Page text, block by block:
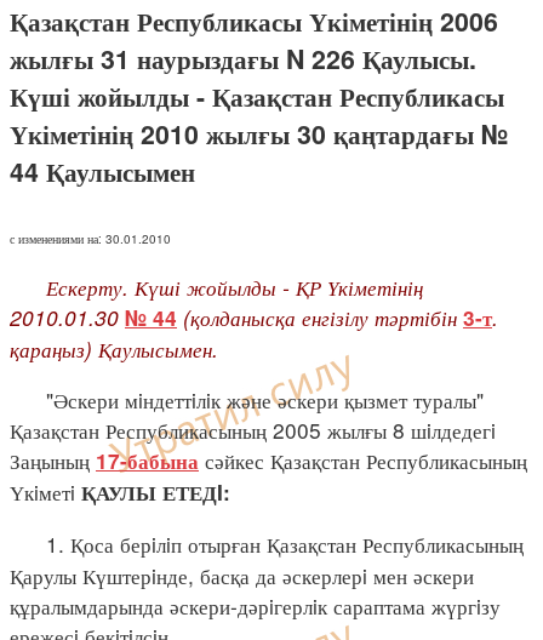
Қазақстан Республикасы Үкіметінің 2006
жылғы 31 наурыздағы N 226 Қаулысы.
Күші жойылды - Қазақстан Республикасы
Үкіметінің 2010 жылғы 30 қаңтардағы №
44 Қаулысымен
с изменениями на: 30.01.2010
Ескерту. Күші жойылды - ҚР Үкіметінің
2010.01.30 № 44 (қолданысқа енгізілу тәртібін 3-т.
қараңыз) Қаулысымен.
"Әскери мiндеттiлiк және әскери қызмет туралы"
Қазақстан Республикасының 2005 жылғы 8 шiлдедегi
Заңының 17-бабына сәйкес Қазақстан Республикасының
Үкiметi ҚАУЛЫ ЕТЕДI:
1. Қоса берiлiп отырған Қазақстан Республикасының
Қарулы Күштерiнде, басқа да әскерлерi мен әскери
құралымдарында әскери-дәрiгерлiк сараптама жүргiзу